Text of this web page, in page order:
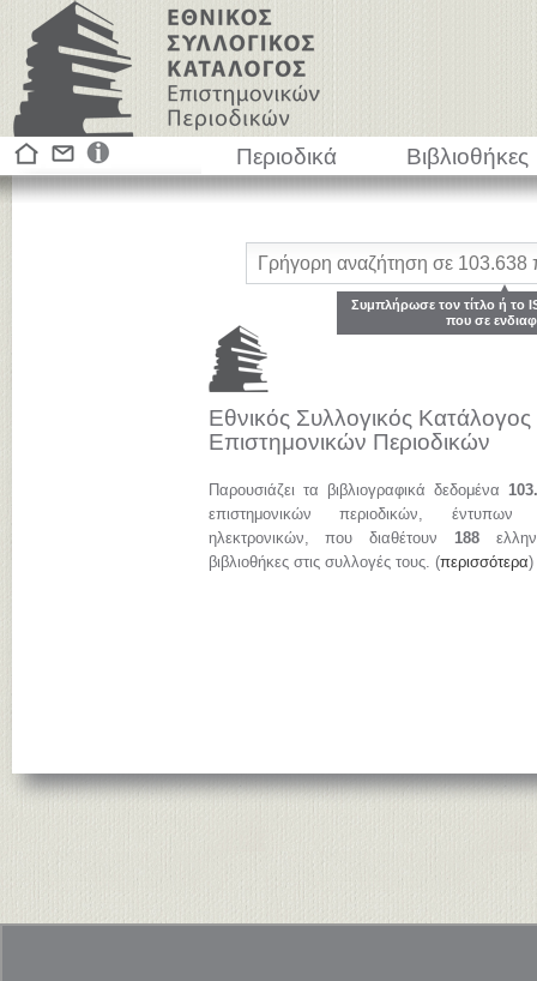
Περιοδικά Βιβλιοθήκες
Εθνικός Συλλογικός Κατάλογος
Επιστημονικών Περιοδικών
Παρουσιάζει τα βιβλιογραφικά δεδομένα
επιστημονικών περιοδικών, έντυπων
ηλεκτρονικών, που διαθέτουν 188
βιβλιοθήκες στις συλλογές τους. (περισσότερα)
Συμπλήρωσε τον τίτλο ή το
που σε